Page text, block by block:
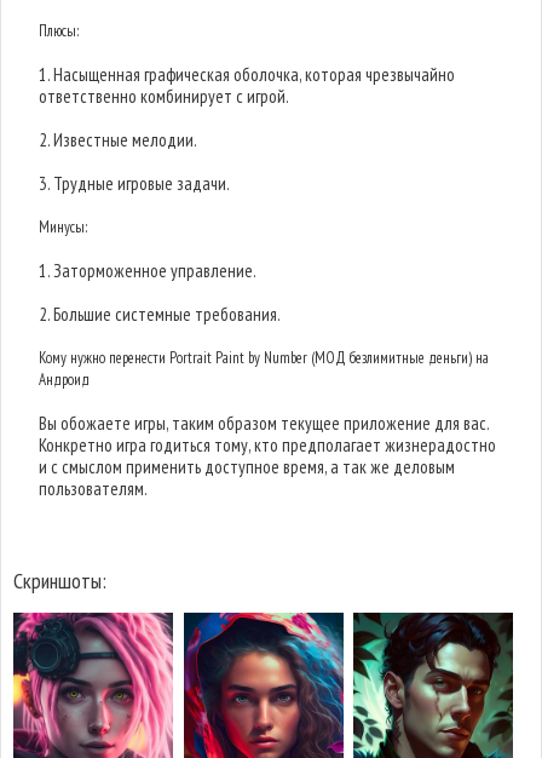
Плюсы:
1. Насыщенная графическая оболочка, которая чрезвычайно
ответственно комбинирует с игрой.
2. Известные мелодии.
3. Трудные игровые задачи.
Минусы:
1. Заторможенное управление.
2. Большие системные требования.
Кому нужно перенести Portrait Paint by Number (МОД безлимитные деньги) на
Андроид
Вы обожаете игры, таким образом текущее приложение для вас.
Конкретно игра годиться тому, кто предполагает жизнерадостно
и с смыслом применить доступное время, а так же деловым
пользователям.
Скриншоты: